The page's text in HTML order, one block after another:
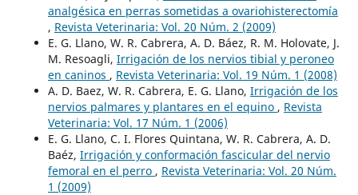
analgésica en perras sometidas a ovariohisterectomía
, Revista Veterinaria: Vol. 20 Núm. 2 (2009)
E. G. Llano, W. R. Cabrera, A. D. Báez, R. M. Holovate, J.
M. Resoagli, Irrigación de los nervios tibial y peroneo
en caninos , Revista Veterinaria: Vol. 19 Núm. 1 (2008)
A. D. Baez, W. R. Cabrera, E. G. Llano, Irrigación de los
nervios palmares y plantares en el equino , Revista
Veterinaria: Vol. 17 Núm. 1 (2006)
E. G. Llano, C. I. Flores Quintana, W. R. Cabrera, A. D.
Baéz, Irrigación y conformación fascicular del nervio
femoral en el perro , Revista Veterinaria: Vol. 20 Núm.
1 (2009)